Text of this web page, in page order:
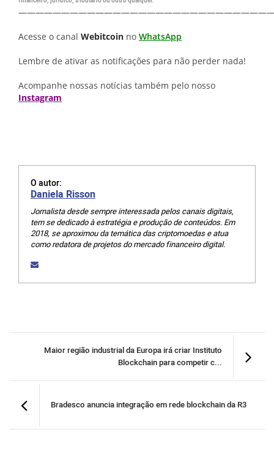
Acesse o canal Webitcoin no WhatsApp
Lembre de ativar as notificações para não perder nada!
Acompanhe nossas notícias também pelo nosso
Instagram
O autor:
Daniela Risson
Jornalista desde sempre interessada pelos canais digitais,
tem se dedicado à estratégia e produção de conteúdos. Em
2018, se aproximou da temática das criptomoedas e atua
como redatora de projetos do mercado financeiro digital.
Maior região industrial da Europa irá criar Instituto
Blockchain para competir c...
Bradesco anuncia integração em rede blockchain da R3